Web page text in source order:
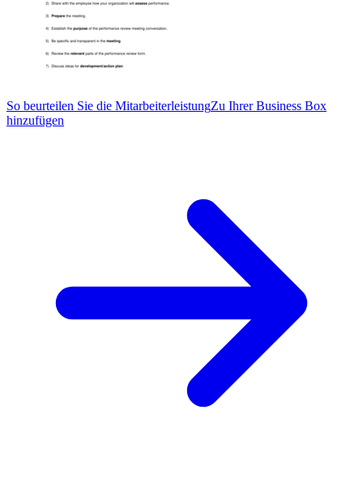
So beurteilen Sie die MitarbeiterleistungZu Ihrer Business Box
hinzufügen